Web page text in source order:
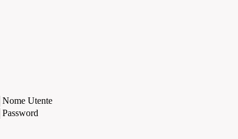
Nome Utente
Password